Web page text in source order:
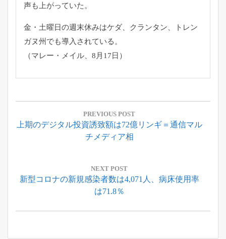
声も上がっていた。
金・土曜日の週末休みはケダ、クランタン、
トレン
ガヌ州でも導入されている。
（マレー・メイル、8月17日）
投
ナ
シ
ン
PREVIOUS POST
Previous
上期のデジタル投資誘致額は72億リンギ＝通信マル
チメディア相
NEXT POST
Next
新型コロナの新規感染者数は4,071人、病床使用率
は71.8％